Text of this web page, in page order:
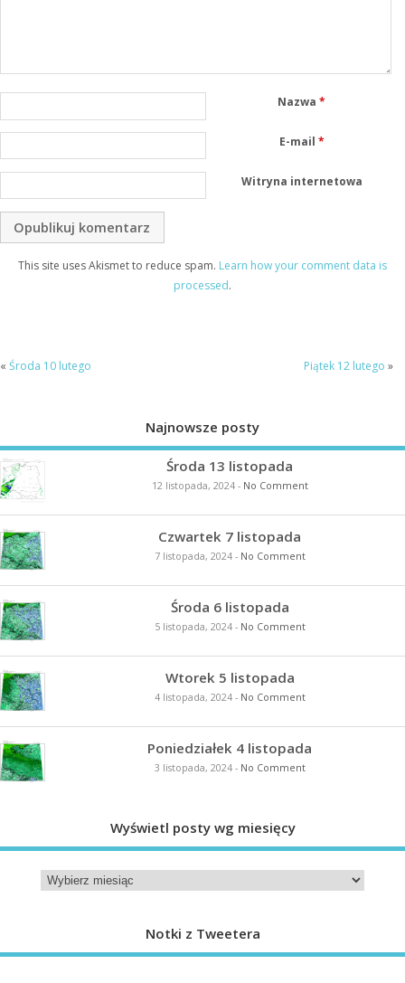
Nazwa*
E-mail *
Witryna internetowa
This site uses Akismet to reduce spam. Learn how your comment data is
processed.
« Środa 10 lutego Piątek 12 lutego »
Najnowsze posty
Środa 13 listopada
12 listopada, 2024- No Comment
Czwartek 7 listopada
7 listopada, 2024- No Comment
Środa 6 listopada
5 listopada, 2024- No Comment
Wtorek 5 listopada
4 listopada, 2024- No Comment
Poniedziałek 4 listopada
3 listopada, 2024- No Comment
Wyświetl posty wg miesięcy
Notki z Tweetera